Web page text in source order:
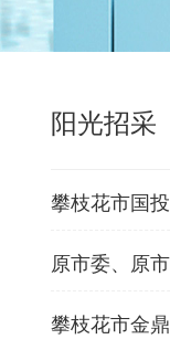
阳光招采
攀枝花市国
原市委、原
攀枝花市金